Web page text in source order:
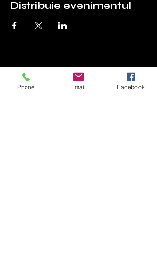
Distribuie evenimentul
Phone Email Facebook